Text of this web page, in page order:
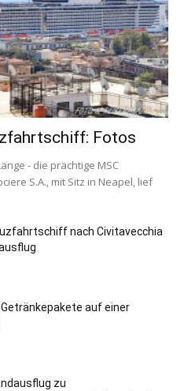
Fotos
- die prächtige MSC
S.A., mit Sitz in Neapel, lief
nach Civitavecchia
Getränkepakete auf einer
zu